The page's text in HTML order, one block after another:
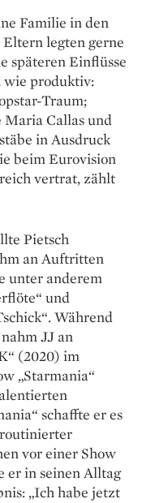
Familie in den
Eltern legten gerne
späteren Einflüsse
wie produktiv:
Traum;
Callas und
in Ausdruck
beim Eurovision
vertrat, zählt
Pietsch
an Auftritten
unter anderem
und
Während
JJ an
(2020) im
„Starmania“
schaffte er es
vor einer Show
er in seinen Alltag
„Ich habe jetzt